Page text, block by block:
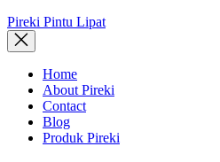
Pireki Pintu Lipat
Home
About Pireki
Contact
Blog
Produk Pireki